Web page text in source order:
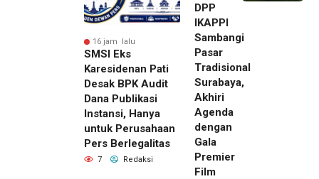
16 jam lalu
SMSI Eks
Karesidenan Pati
Desak BPK Audit
Dana Publikasi
Instansi, Hanya
untuk Perusahaan
Pers Berlegalitas
7 Redaksi
DPP
IKAPPI
Sambangi
Pasar
Tradisional
Surabaya,
Akhiri
Agenda
dengan
Gala
Premier
Film